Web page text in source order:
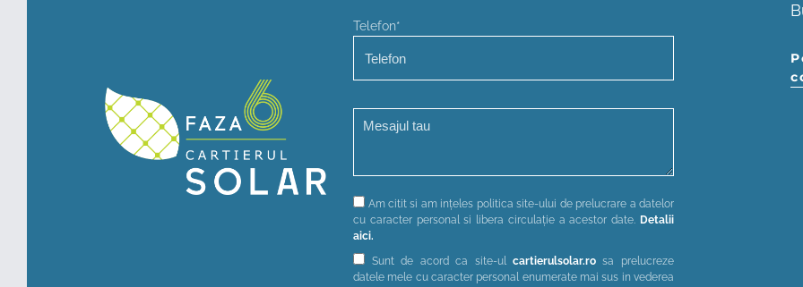
Telefon*
Am citit si am ințeles politica site-ului de prelucrare a datelor
cu caracter personal si libera circulație a acestor date. Detalii
aici.
Sunt de acord ca site-ul cartierulsolar.ro sa prelucreze
datele mele cu caracter personal enumerate mai sus in vederea